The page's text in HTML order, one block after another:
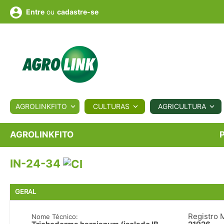
BIOLÓGICOS COTAÇÕES NOTÍCIAS
Conversor Colunistas
Entre ou cadastre-se
AGROLINKFITO CULTURAS AGRICULTURA
AGROLINKFITO
IN-24-34
GERAL
Nome Técnico:
Registro